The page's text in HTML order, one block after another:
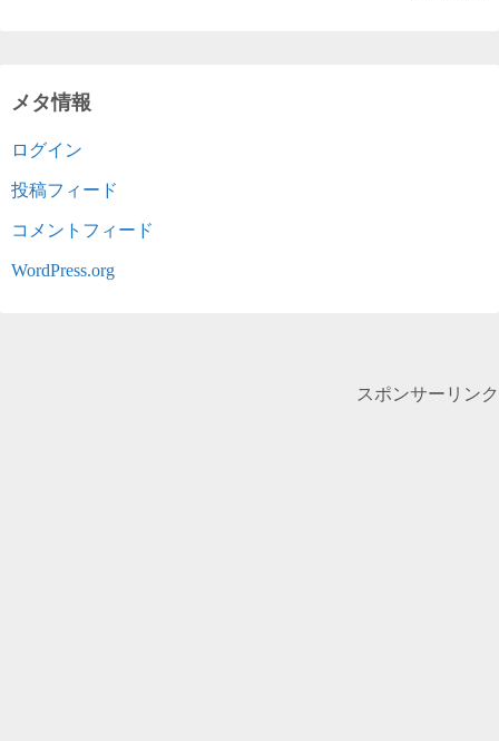
メタ情報
ログイン
投稿フィード
コメントフィード
WordPress.org
スポンサーリンク